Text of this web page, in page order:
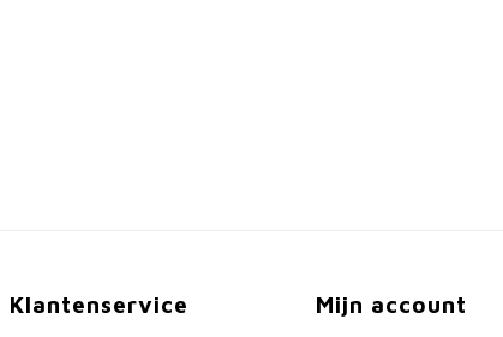
Klantenservice Mijn account